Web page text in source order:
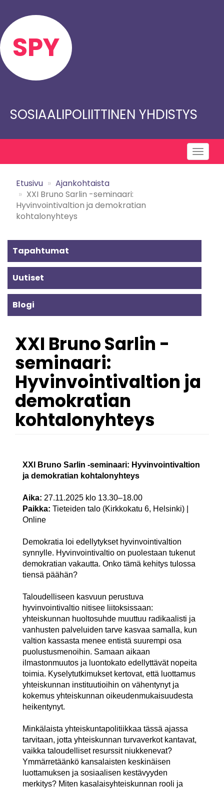
main
content
SPY
SOSIAALIPOLIITTINEN YHDISTYS
Toggle
Etusivu
Ajankohtaista
XXI Bruno Sarlin -seminaari:
Hyvinvointivaltion ja demokratian
kohtalonyhteys
Alavalikko
-
ajankohtaista
Tapahtumat
Uutiset
Blogi
XXI Bruno Sarlin -
seminaari:
Hyvinvointivaltion ja
demokratian
kohtalonyhteys
XXI Bruno Sarlin -seminaari: Hyvinvointivaltion
ja demokratian kohtalonyhteys
Aika: 27.11.2025 klo 13.30–18.00
Paikka: Tieteiden talo (Kirkkokatu 6, Helsinki) |
Online
Demokratia loi edellytykset hyvinvointivaltion
synnylle. Hyvinvointivaltio on puolestaan tukenut
demokratian vakautta. Onko tämä kehitys tulossa
tiensä päähän?
Taloudelliseen kasvuun perustuva
hyvinvointivaltio nitisee liitoksissaan:
yhteiskunnan huoltosuhde muuttuu radikaalisti ja
vanhusten palveluiden tarve kasvaa samalla, kun
valtion kassasta menee entistä suurempi osa
puolustusmenoihin. Samaan aikaan
ilmastonmuutos ja luontokato edellyttävät nopeita
toimia. Kyselytutkimukset kertovat, että luottamus
yhteiskunnan instituutioihin on vähentynyt ja
kokemus yhteiskunnan oikeudenmukaisuudesta
heikentynyt.
Minkälaista yhteiskuntapolitiikkaa tässä ajassa
tarvitaan, jotta yhteiskunnan turvaverkot kantavat,
vaikka taloudelliset resurssit niukkenevat?
Ymmärretäänkö kansalaisten keskinäisen
luottamuksen ja sosiaalisen kestävyyden
merkitys? Miten kasalaisyhteiskunnan rooli ja